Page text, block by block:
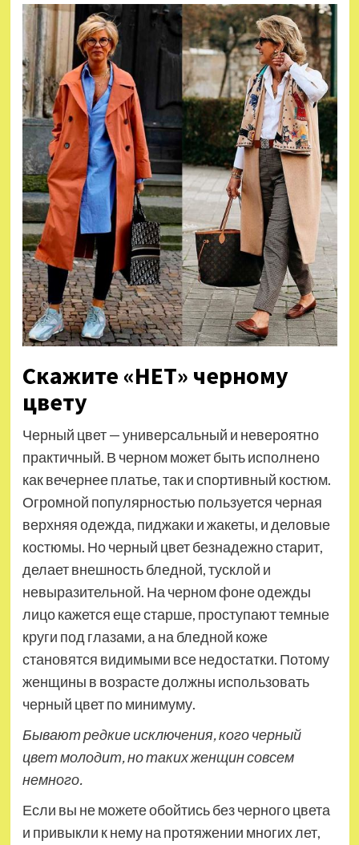
Скажите «НЕТ» черному
цвету
Черный цвет — универсальный и невероятно
практичный. В черном может быть исполнено
как вечернее платье, так и спортивный костюм.
Огромной популярностью пользуется черная
верхняя одежда, пиджаки и жакеты, и деловые
костюмы. Но черный цвет безнадежно старит,
делает внешность бледной, тусклой и
невыразительной. На черном фоне одежды
лицо кажется еще старше, проступают темные
круги под глазами, а на бледной коже
становятся видимыми все недостатки. Потому
женщины в возрасте должны использовать
черный цвет по минимуму.
Бывают редкие исключения, кого черный
цвет молодит, но таких женщин совсем
немного.
Если вы не можете обойтись без черного цвета
и привыкли к нему на протяжении многих лет,